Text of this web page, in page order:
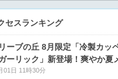
セスランキング
ーブの丘 8月限定「冷製カッ
ーリック」新登場！爽やか夏
01日 11時30分